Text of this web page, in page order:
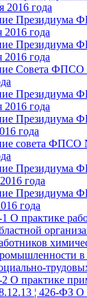
2016 года
Президиума
2016 года
Президиума
2016 года
Совета ФПСО
Президиума
2016 года
Президиума
года
совета ФПСО
Президиума
года
Президиума
года
1 О практике
в
2 О практике
¦ 426-ФЗ О